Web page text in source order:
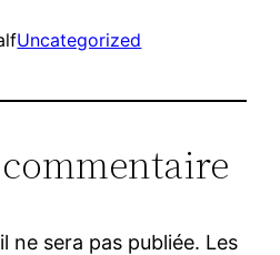
Uncategorized
ne sera pas publiée. Les